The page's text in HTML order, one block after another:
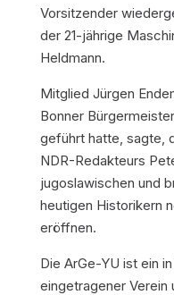
Vorsitzender
der 21-jährige
Heldmann.
Mitglied Jürgen
Bonner
geführt hatte, sagte,
NDR-Redakteurs
jugoslawischen und
heutigen Historikern
eröffnen.
Die ArGe-YU ist ein
eingetragener Verein